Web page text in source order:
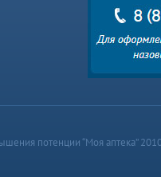
потенции “Моя аптека”